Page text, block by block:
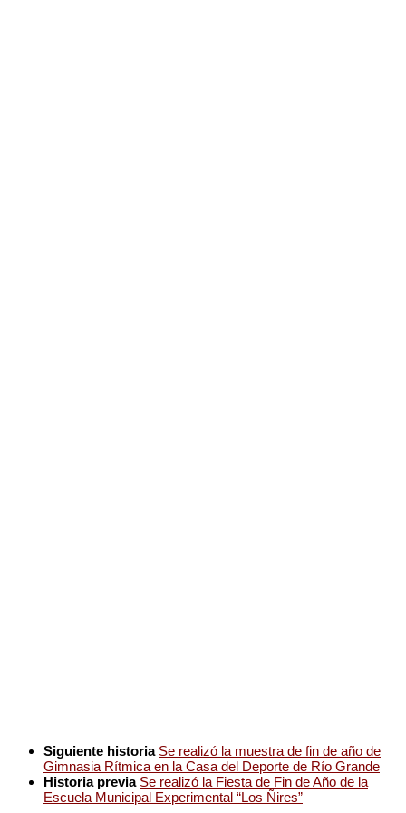
Siguiente historia Se realizó la muestra de fin de año de
Gimnasia Rítmica en la Casa del Deporte de Río Grande
Historia previa Se realizó la Fiesta de Fin de Año de la
Escuela Municipal Experimental “Los Ñires”